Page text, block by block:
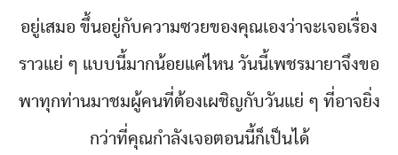
อยู่เสมอ ขึ้นอยู่กับความซวยของคุณเองว่าจะเจอเรื่อง
ราวแย่ ๆ แบบนี้มากน้อยแค่ไหน วันนี้เพชรมายาจึงขอ
พาทุกท่านมาชมผู้คนที่ต้องเผชิญกับวันแย่ ๆ ที่อาจยิ่ง
กว่าที่คุณกำลังเจอตอนนี้ก็เป็นได้